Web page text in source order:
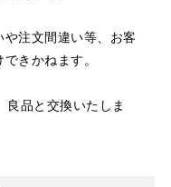
注文間違い等、お客
きかねます。
良品と交換いたしま